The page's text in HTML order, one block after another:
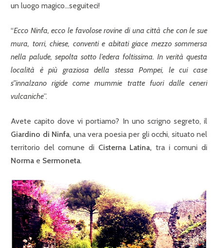
un luogo magico…seguiteci!
“Ecco Ninfa, ecco le favolose rovine di una città che con le sue
mura, torri, chiese, conventi e abitati giace mezzo sommersa
nella palude, sepolta sotto l’edera foltissima. In verità questa
località è più graziosa della stessa Pompei, le cui case
s”innalzano rigide come mummie tratte fuori dalle ceneri
vulcaniche”.
Avete capito dove vi portiamo? In uno scrigno segreto, il
Giardino di Ninfa, una vera poesia per gli occhi, situato nel
territorio del comune di Cisterna Latina, tra i comuni di
Norma e Sermoneta.